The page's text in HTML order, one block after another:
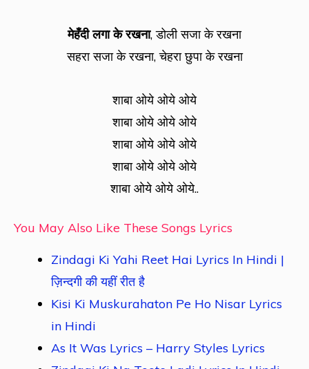
मेहँदी लगा के रखना, डोली सजा के रखना
सहरा सजा के रखना, चेहरा छुपा के रखना
शाबा ओये ओये ओये
शाबा ओये ओये ओये
शाबा ओये ओये ओये
शाबा ओये ओये ओये
शाबा ओये ओये ओये..
You May Also Like These Songs Lyrics
Zindagi Ki Yahi Reet Hai Lyrics In Hindi |
ज़िन्दगी की यहीं रीत है
Kisi Ki Muskurahaton Pe Ho Nisar Lyrics
in Hindi
As It Was Lyrics – Harry Styles Lyrics